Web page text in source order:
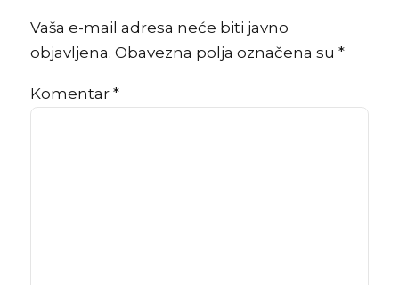
Vaša e-mail adresa neće biti javno
objavljena. Obavezna polja označena su *
Komentar *